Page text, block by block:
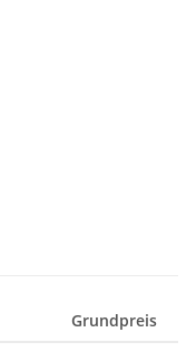
Grundpreis